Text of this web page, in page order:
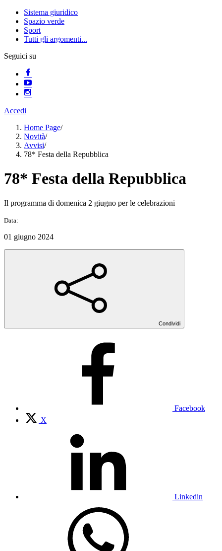
Sistema giuridico
Spazio verde
Sport
Tutti gli argomenti...
Seguici su
Accedi
Home Page/
Novità/
Avvisi/
78* Festa della Repubblica
78* Festa della Repubblica
Il programma di domenica 2 giugno per le celebrazioni
Data:
01 giugno 2024
Condividi
Facebook
X
Linkedin